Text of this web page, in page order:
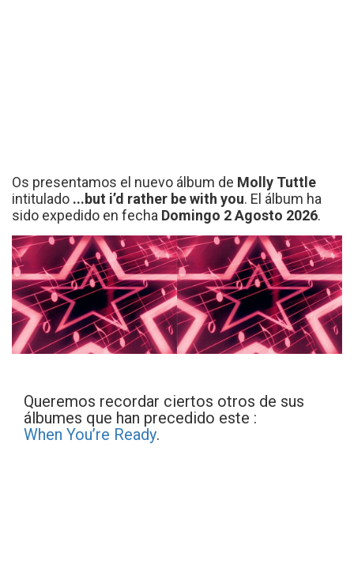
Os presentamos el nuevo álbum de Molly Tuttle
intitulado ...but i’d rather be with you. El álbum ha
sido expedido en fecha Domingo 2 Agosto 2026.
Queremos recordar ciertos otros de sus
álbumes que han precedido este :
When You’re Ready.